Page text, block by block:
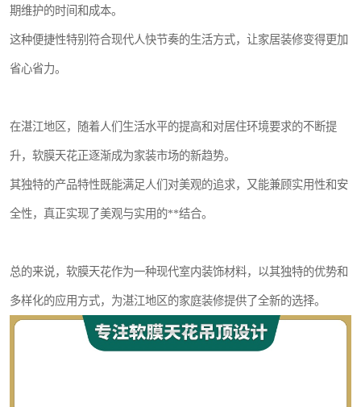
期维护的时间和成本。
这种便捷性特别符合现代人快节奏的生活方式，让家居装修变得更加
省心省力。
在湛江地区，随着人们生活水平的提高和对居住环境要求的不断提
升，软膜天花正逐渐成为家装市场的新趋势。
其独特的产品特性既能满足人们对美观的追求，又能兼顾实用性和安
全性，真正实现了美观与实用的**结合。
总的来说，软膜天花作为一种现代室内装饰材料，以其独特的优势和
多样化的应用方式，为湛江地区的家庭装修提供了全新的选择。